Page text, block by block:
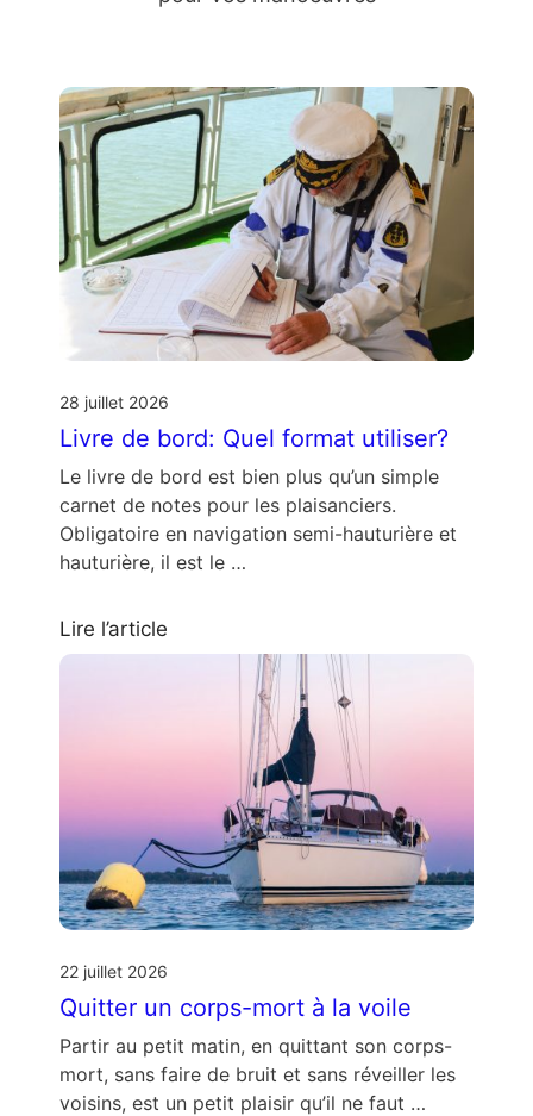
28 juillet 2026
Livre de bord: Quel format utiliser?
Le livre de bord est bien plus qu’un simple
carnet de notes pour les plaisanciers.
Obligatoire en navigation semi-hauturière et
hauturière, il est le …
Lire l’article
22 juillet 2026
Quitter un corps-mort à la voile
Partir au petit matin, en quittant son corps-
mort, sans faire de bruit et sans réveiller les
voisins, est un petit plaisir qu’il ne faut …